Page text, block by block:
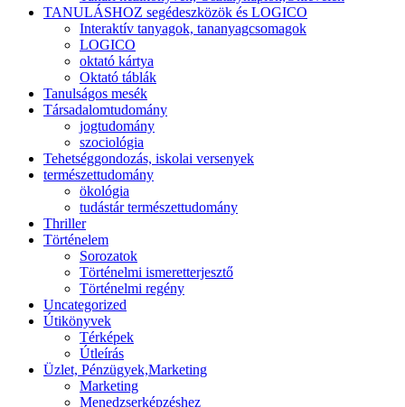
TANULÁSHOZ segédeszközök és LOGICO
Interaktív tanyagok, tananyagcsomagok
LOGICO
oktató kártya
Oktató táblák
Tanulságos mesék
Társadalomtudomány
jogtudomány
szociológia
Tehetséggondozás, iskolai versenyek
természettudomány
ökológia
tudástár természettudomány
Thriller
Történelem
Sorozatok
Történelmi ismeretterjesztő
Történelmi regény
Uncategorized
Útikönyvek
Térképek
Útleírás
Üzlet, Pénzügyek,Marketing
Marketing
Menedzserképzéshez